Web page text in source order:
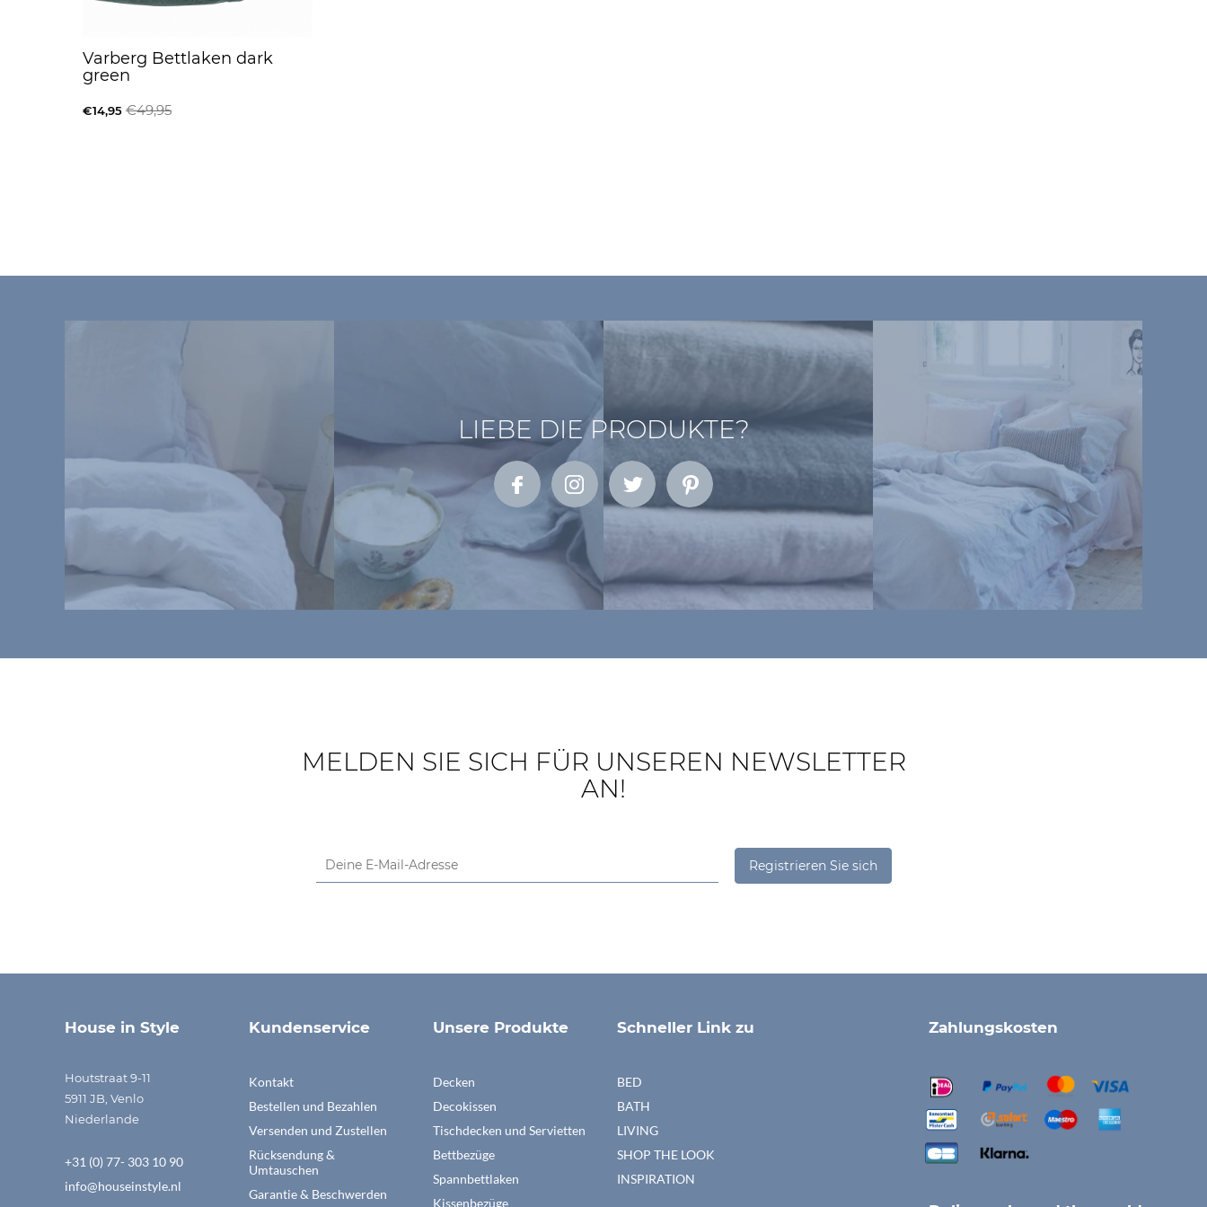
Varberg Bettlaken dark
green
€14,95 €49,95
LIEBE DIE PRODUKTE?
MELDEN SIE SICH FÜR UNSEREN NEWSLETTER
AN!
Registrieren Sie sich
House in Style
Houtstraat 9-11
5911 JB, Venlo
Niederlande
+31 (0) 77- 303 10 90
info@houseinstyle.nl
Kundenservice
Kontakt
Bestellen und Bezahlen
Versenden und Zustellen
Rücksendung &
Umtauschen
Garantie & Beschwerden
Unsere Produkte
Decken
Decokissen
Tischdecken und Servietten
Bettbezüge
Spannbettlaken
Kissenbezüge
Schneller Link zu
BED
BATH
LIVING
SHOP THE LOOK
INSPIRATION
Zahlungskosten